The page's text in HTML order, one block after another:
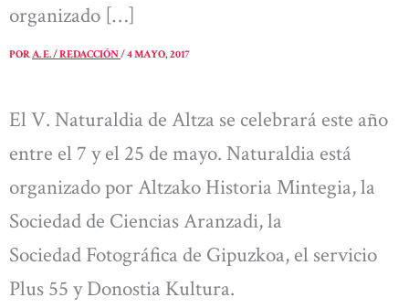
organizado […]
PORA. E. / REDACCIÓN/4 MAYO, 2017
El V. Naturaldia de Altza se celebrará este año
entre el 7 y el 25 de mayo. Naturaldia está
organizado por Altzako Historia Mintegia, la
Sociedad de Ciencias Aranzadi, la
Sociedad Fotográfica de Gipuzkoa, el servicio
Plus 55 y Donostia Kultura.